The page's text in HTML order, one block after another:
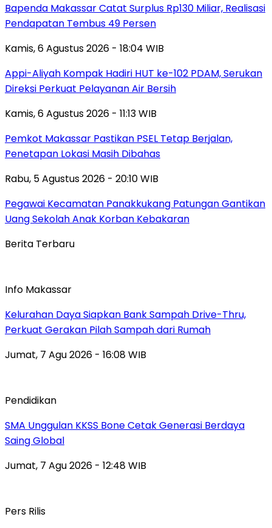
Bapenda Makassar Catat Surplus Rp130 Miliar, Realisasi
Pendapatan Tembus 49 Persen
Kamis, 6 Agustus 2026 - 18:04 WIB
Appi-Aliyah Kompak Hadiri HUT ke-102 PDAM, Serukan
Direksi Perkuat Pelayanan Air Bersih
Kamis, 6 Agustus 2026 - 11:13 WIB
Pemkot Makassar Pastikan PSEL Tetap Berjalan,
Penetapan Lokasi Masih Dibahas
Rabu, 5 Agustus 2026 - 20:10 WIB
Pegawai Kecamatan Panakkukang Patungan Gantikan
Uang Sekolah Anak Korban Kebakaran
Berita Terbaru
Info Makassar
Kelurahan Daya Siapkan Bank Sampah Drive-Thru,
Perkuat Gerakan Pilah Sampah dari Rumah
Jumat, 7 Agu 2026 - 16:08 WIB
Pendidikan
SMA Unggulan KKSS Bone Cetak Generasi Berdaya
Saing Global
Jumat, 7 Agu 2026 - 12:48 WIB
Pers Rilis